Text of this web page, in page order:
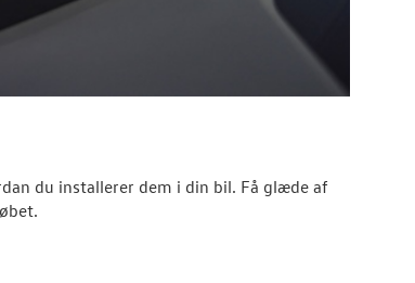
du installerer dem i din bil. Få glæde af